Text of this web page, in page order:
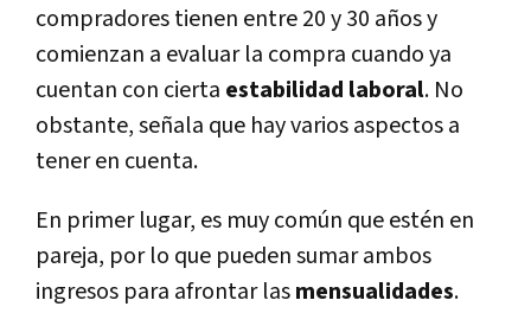
compradores tienen entre 20 y 30 años y
comienzan a evaluar la compra cuando ya
cuentan con cierta estabilidad laboral. No
obstante, señala que hay varios aspectos a
tener en cuenta.
En primer lugar, es muy común que estén en
pareja, por lo que pueden sumar ambos
ingresos para afrontar lasmensualidades.